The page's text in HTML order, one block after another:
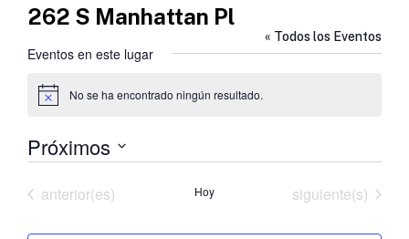
262 S Manhattan Pl
« Todos los Eventos
Eventos en este lugar
Aviso No se ha encontrado ningún resultado.
Próximos
fecha.
Eventos
anterior(es) Hoy Eventos
siguiente(s)